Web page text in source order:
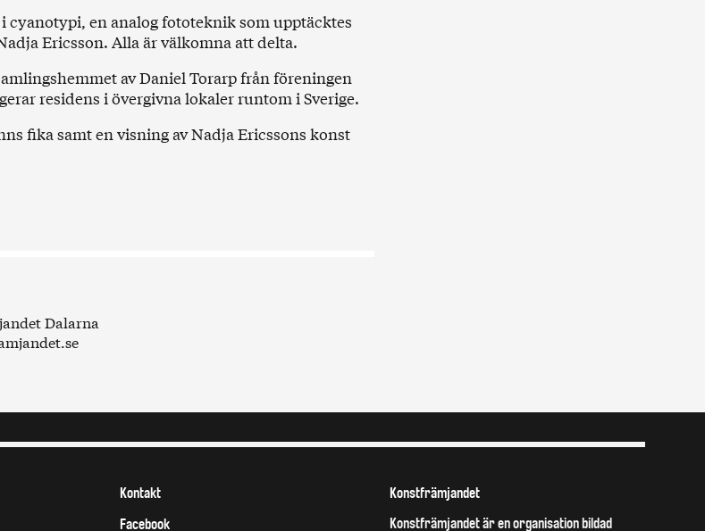
cyanotypi, en analog fototeknik som upptäcktes
Ericsson. Alla är välkomna att delta.
av Daniel Torarp från föreningen
residens i övergivna lokaler runtom i Sverige.
fika samt en visning av Nadja Ericssons konst
Dalarna
Kontakt
Facebook
Konstfrämjandet
Konstfrämjandet är en organisation bildad